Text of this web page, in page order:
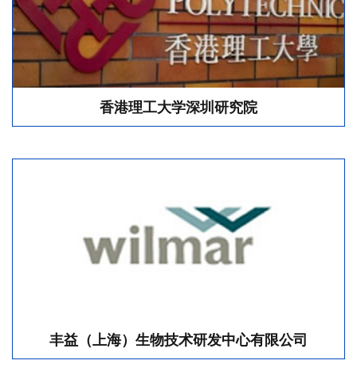
香港理工大学深圳研究院
丰益（上海）生物技术研发中心有限公司